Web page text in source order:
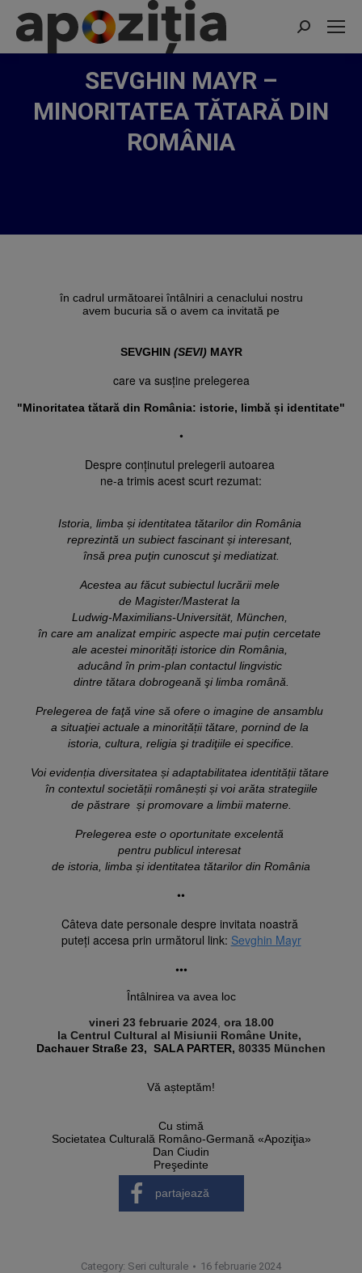
Search:
SEVGHIN MAYR –
MINORITATEA TĂTARĂ DIN
ROMÂNIA
în cadrul următoarei întâlniri a cenaclului nostru
avem bucuria să o avem ca invitată pe
SEVGHIN (SEVI) MAYR
care va susține prelegerea
"Minoritatea tătară din România: istorie, limbă și identitate"
•
Despre conținutul prelegerii autoarea
ne-a trimis acest scurt rezumat:
Istoria, limba și identitatea tătarilor din România
reprezintă un subiect fascinant și interesant,
însă prea puţin cunoscut şi mediatizat.
Acestea au făcut subiectul lucrării mele
de Magister/Masterat la
Ludwig-Maximilians-Universität, München,
în care am analizat empiric aspecte mai puțin cercetate
ale acestei minorități istorice din România,
dintre tătara dobrogeană şi limba română.
Prelegerea de faţă vine să ofere o imagine de ansamblu
a situaţiei actuale a minorității tătare, pornind de la
istoria, cultura, religia şi tradiţiile ei specifice.
Voi evidenția diversitatea și adaptabilitatea identității tătare
în contextul societății românești și voi arăta strategiile
de păstrare și promovare a limbii materne.
Prelegerea este o oportunitate excelentă
pentru publicul interesat
de istoria, limba ș
••
Câteva date personale despre invitata noastră
puteți accesa prin următorul link: Sevghin Mayr
•••
Întâlnirea va avea loc
vineri 23 februarie 2024, ora 18.00
la Centrul Cultural al Misiunii Române Unite,
Dachauer Straße 23,  SALA PARTER, 80335 Münche
Vă așteptăm!
Cu stimă
Societatea Culturală Româno-Germană «Apoziţia»
Dan Ciudin
Preşedinte
partajează
Category: Seri culturale 16 februarie 2024